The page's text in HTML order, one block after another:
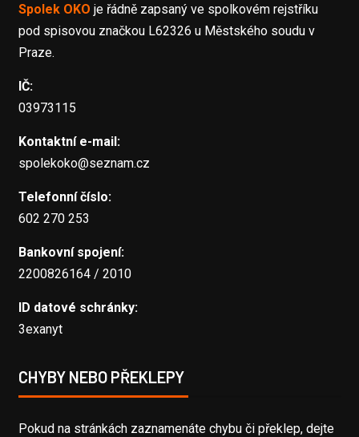
Spolek OKO je řádně zapsaný ve spolkovém rejstříku
pod spisovou značkou L62326 u Městského soudu v
Praze.
IČ:
03973115
Kontaktní e-mail:
spolekoko@seznam.cz
Telefonní číslo:
602 270 253
Bankovní spojení:
2200826164 / 2010
ID datové schránky:
3exanyt
CHYBY NEBO PŘEKLEPY
Pokud na stránkách zaznamenáte chybu či překlep, dejte